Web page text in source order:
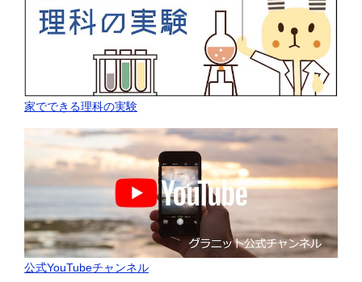
家でできる理科の実験
公式YouTubeチャンネル